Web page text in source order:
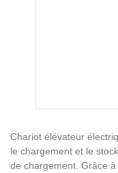
Chariot élévateur
le chargement et le
de chargement. Grâce